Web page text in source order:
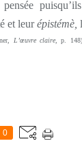
et leurépistémè,
L’œuvre claire , p. 148)
0